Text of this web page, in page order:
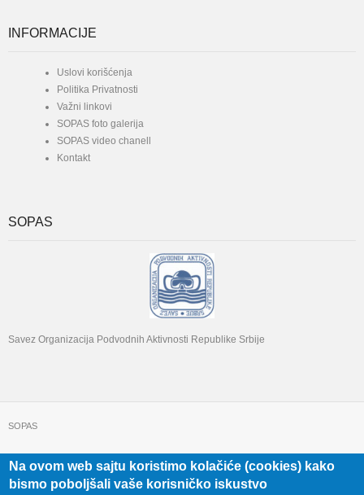
INFORMACIJE
Uslovi korišćenja
Politika Privatnosti
Važni linkovi
SOPAS foto galerija
SOPAS video chanell
Kontakt
SOPAS
Savez Organizacija Podvodnih Aktivnosti Republike Srbije
SOPAS
+381 11 322 22 32 Beograd, Beogradska 71
Na ovom web sajtu koristimo kolačiće (cookies) kako
bismo poboljšali vaše korisničko iskustvo